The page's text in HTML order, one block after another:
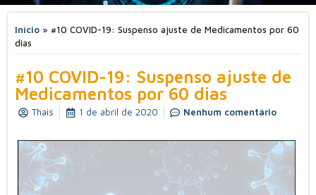
Início » #10 COVID-19: Suspenso ajuste de Medicamentos por 60
dias
#10 COVID-19: Suspenso ajuste de
Medicamentos por 60 dias
Thais 1 de abril de 2020 Nenhum comentário